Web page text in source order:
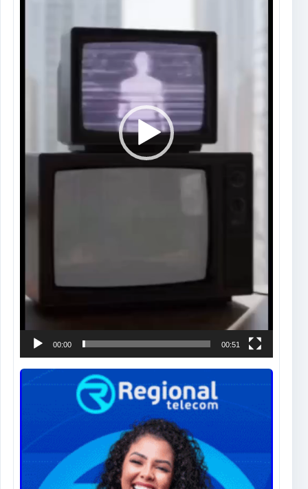
00:00 00:51